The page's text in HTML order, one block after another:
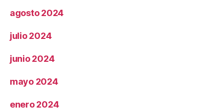
agosto 2024
julio 2024
junio 2024
mayo 2024
enero 2024